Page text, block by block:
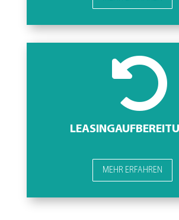

MEHR ERFAHREN